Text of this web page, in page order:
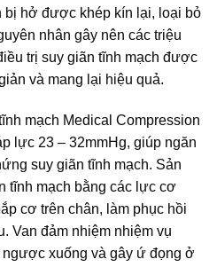
bị hở được khép kín lại, loại bỏ
nhân gây nên các triệu
trị suy giãn tĩnh mạch được
và mang lại hiệu quả.
mạch Medical Compression
lực 23 – 32mmHg, giúp ngăn
suy giãn tĩnh mạch. Sản
tĩnh mạch bằng các lực cơ
cơ trên chân, làm phục hồi
Van đảm nhiệm nhiệm vụ
xuống và gây ứ đọng ở